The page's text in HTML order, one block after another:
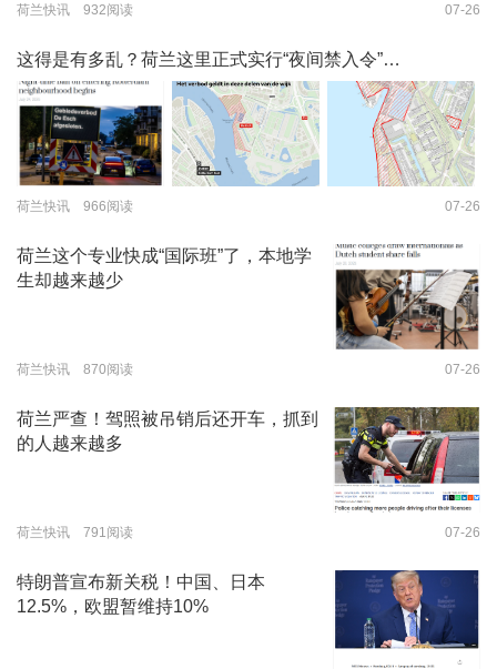
荷兰快讯 932阅读 07-26
这得是有多乱？荷兰这里正式实行“夜间禁入令”…
荷兰快讯 966阅读 07-26
荷兰这个专业快成“国际班”了，本地学
生却越来越少
荷兰快讯 870阅读 07-26
荷兰严查！驾照被吊销后还开车，抓到
的人越来越多
荷兰快讯 791阅读 07-26
特朗普宣布新关税！中国、日本
12.5%，欧盟暂维持10%